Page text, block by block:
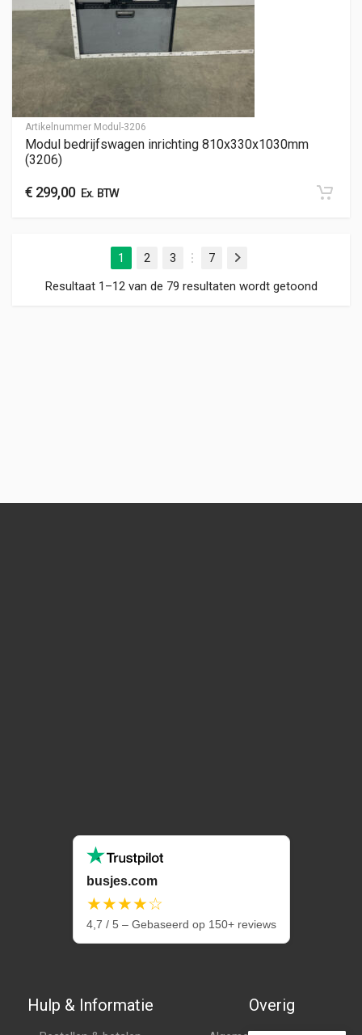
Artikelnummer Modul-3206
Modul bedrijfswagen inrichting 810x330x1030mm
(3206)
€ 299,00Ex. BTW
1 2 3
…
7
Volgende
Resultaat 1–12 van de 79 resultaten wordt getoond
busjes.com
★★★★☆
4,7 / 5 – Gebaseerd op 150+ reviews
Hulp & Informatie Overig